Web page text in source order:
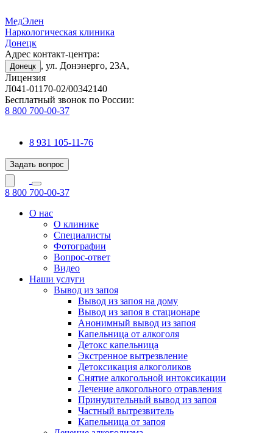
МедЭлен
Наркологическая клиника
Донецк
Адрес контакт-центра:
Донецк , ул. Донэнерго, 23А,
Лицензия
Л041-01170-02/00342140
Бесплатный звонок по России:
8 800 700-00-37
8 931 105-11-76
Задать вопрос
8 800 700-00-37
О нас
О клинике
Специалисты
Фотографии
Вопрос-ответ
Видео
Наши услуги
Вывод из запоя
Вывод из запоя на дому
Вывод из запоя в стационаре
Анонимный вывод из запоя
Капельница от алкоголя
Детокс капельница
Экстренное вытрезвление
Детоксикация алкоголиков
Снятие алкогольной интоксикации
Лечение алкогольного отравления
Принудительный вывод из запоя
Частный вытрезвитель
Капельница от запоя